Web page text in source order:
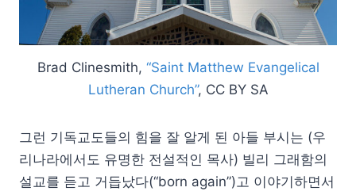
Brad Clinesmith, “Saint Matthew Evangelical
Lutheran Church”, CC BY SA
그런 기독교도들의 힘을 잘 알게 된 아들 부시는 (우
리나라에서도 유명한 전설적인 목사) 빌리 그래함의
설교를 듣고 거듭났다(“born again”)고 이야기하면서